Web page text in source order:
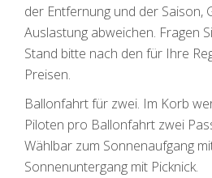
der Entfernung und der Saison,
Auslastung abweichen. Fragen
Stand bitte nach den für Ihre
Preisen.
Ballonfahrt für zwei. Im Korb
Piloten pro Ballonfahrt zwei
Wählbar zum Sonnenaufgang
Sonnenuntergang mit Picknick.